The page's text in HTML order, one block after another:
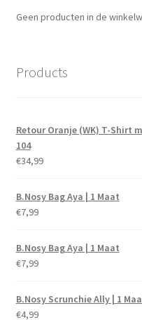
Geen producten in de
Products
Retour Oranje (WK) T-Shirt
104
€34,99
B.Nosy Bag Aya | 1 Maat
€7,99
B.Nosy Bag Aya | 1 Maat
€7,99
B.Nosy Scrunchie Ally | 1
€4,99